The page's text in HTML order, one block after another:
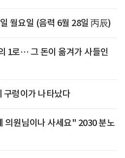
월요일 (음력 6월 28일 丙辰)
1로… 그 돈이 옮겨가 사들인
구렁이가 나타났다
의원님이나 사세요" 2030 분노